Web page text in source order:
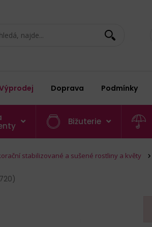
Doprava Podmínky
Bižuterie
stabilizované a sušené rostliny a květy